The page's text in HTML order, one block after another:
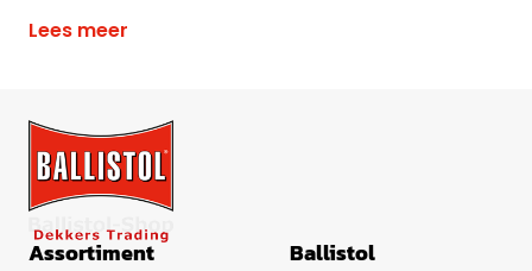
Lees meer
Assortiment Ballistol